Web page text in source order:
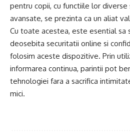
pentru copii, cu functiile lor diverse
avansate, se prezinta ca un aliat
Cu toate acestea, este esential sa
deosebita securitatii online si
folosim aceste dispozitive. Prin
informarea continua, parintii pot
tehnologiei fara a sacrifica
mici.